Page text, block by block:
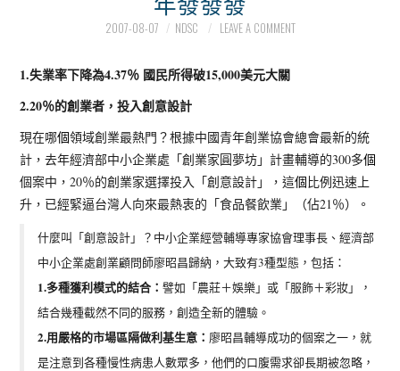
2007-08-07 NDSC LEAVE A COMMENT
1.失業率下降為4.37％ 國民所得破15,000美元大關
2.20％的創業者，投入創意設計
現在哪個領域創業最熱門？根據中國青年創業協會總會最新的統
計，去年經濟部中小企業處「創業家圓夢坊」計畫輔導的300多個
個案中，20％的創業家選擇投入「創意設計」，這個比例迅速上
升，已經緊逼台灣人向來最熱衷的「食品餐飲業」（佔21％）。
什麼叫「創意設計」？中小企業經營輔導專家協會理事長、經濟部
中小企業處創業顧問師廖昭昌歸納，大致有3種型態，包括：
1.多種獲利模式的結合：譬如「農莊＋娛樂」或「服飾＋彩妝」，
結合幾種截然不同的服務，創造全新的體驗。
2.用嚴格的市場區隔做利基生意： 廖昭昌輔導成功的個案之一，就
是注意到各種慢性病患人數眾多，他們的口腹需求卻長期被忽略，